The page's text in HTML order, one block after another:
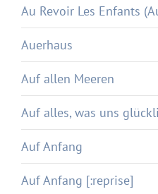
Au Revoir Les Enfants
Auerhaus
Auf allen Meeren
Auf alles, was uns
Auf Anfang
Auf Anfang [:reprise]